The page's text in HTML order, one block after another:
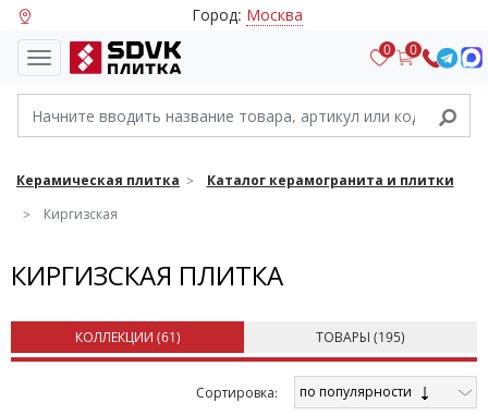
Город: Москва
0 0
Керамическая плитка
Каталог керамогранита и плитки
Киргизская
КИРГИЗСКАЯ ПЛИТКА
КОЛЛЕКЦИИ (61) ТОВАРЫ (195)
Cортировка: по популярности